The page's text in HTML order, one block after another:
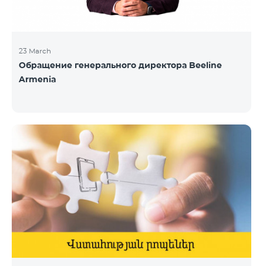
23 March
Обращение генерального директора Beeline
Armenia